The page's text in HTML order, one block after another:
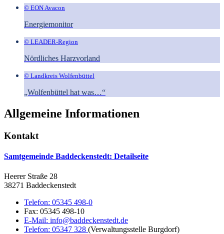
© EON Avacon
Energiemonitor
© LEADER-Region
Nördliches Harzvorland
© Landkreis Wolfenbüttel
„Wolfenbüttel hat was…“
Allgemeine Informationen
Kontakt
Samtgemeinde Baddeckenstedt: Detailseite
Heerer Straße 28
38271 Baddeckenstedt
Telefon: 05345 498-0
Fax: 05345 498-10
E-Mail: info@baddeckenstedt.de
Telefon: 05347 328 (Verwaltungsstelle Burgdorf)